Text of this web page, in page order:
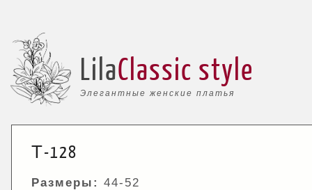
Элегантные женские платья
LilaClassic style
Т-128
Размеры: 44-52